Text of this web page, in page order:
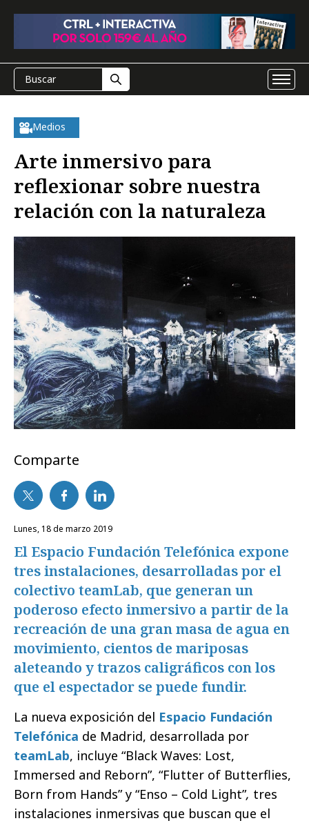
Medios
Arte inmersivo para
reflexionar sobre nuestra
relación con la naturaleza
Comparte
lunes, 18 de marzo 2019
El Espacio Fundación Telefónica expone
tres instalaciones, desarrolladas por el
colectivo teamLab, que generan un
poderoso efecto inmersivo a partir de la
recreación de una gran masa de agua en
movimiento, cientos de mariposas
aleteando y trazos caligráficos con los
que el espectador se puede fundir.
La nueva exposición del Espacio Fundación
Telefónica de Madrid, desarrollada por
teamLab, incluye “Black Waves: Lost,
Immersed and Reborn”, “Flutter of Butterflies,
Born from Hands” y “Enso – Cold Light”, tres
instalaciones inmersivas que buscan que el